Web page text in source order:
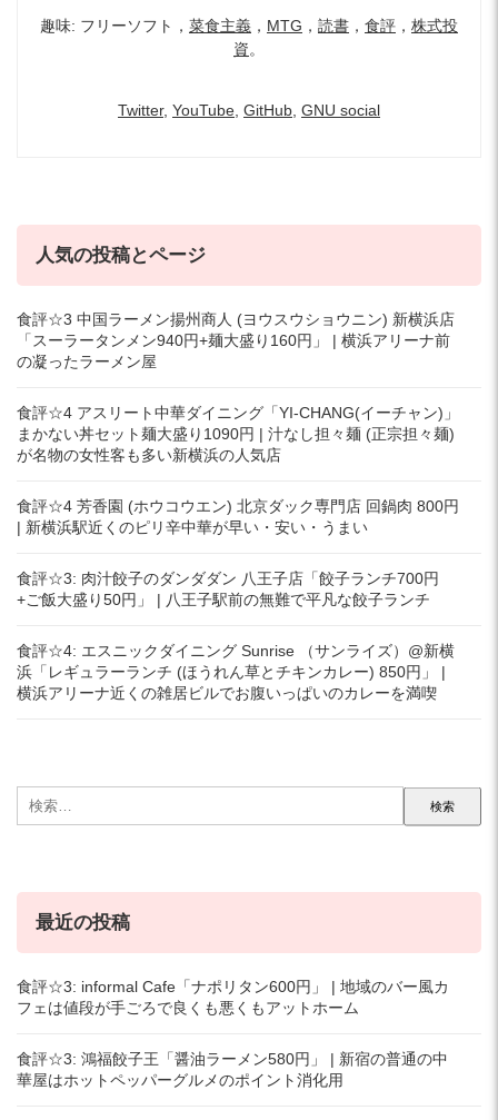
趣味: フリーソフト， 菜食主義 ， MTG ， 読書 ， 食評 ， 株式投
資。
Twitter, YouTube GitHub GNU social
人気の投稿とページ
食評☆3 中国ラーメン揚州商人 (ヨウスウショウニン) 新横浜店
「スーラータンメン940円+麺大盛り160円」 | 横浜アリーナ前
の凝ったラーメン屋
食評☆4 アスリート中華ダイニング「YI-CHANG(イーチャン)」
まかない丼セット麺大盛り1090円 | 汁なし担々麺 (正宗担々麺)
が名物の女性客も多い新横浜の人気店
食評☆4 芳香園 (ホウコウエン) 北京ダック専門店 回鍋肉 800円
| 新横浜駅近くのピリ辛中華が早い・安い・うまい
食評☆3: 肉汁餃子のダンダダン 八王子店「餃子ランチ700円
+ご飯大盛り50円」 | 八王子駅前の無難で平凡な餃子ランチ
食評☆4: エスニックダイニング Sunrise （サンライズ）@新横
浜「レギュラーランチ (ほうれん草とチキンカレー) 850円」 |
横浜アリーナ近くの雑居ビルでお腹いっぱいのカレーを満喫
索:
最近の投稿
食評☆3: informal Cafe「ナポリタン600円」 | 地域のバー風カ
フェは値段が手ごろで良くも悪くもアットホーム
食評☆3: 鴻福餃子王「醤油ラーメン580円」 | 新宿の普通の中
華屋はホットペッパーグルメのポイント消化用